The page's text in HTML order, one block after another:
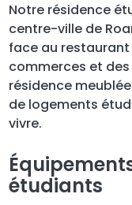
Notre résidence
centre-ville de
face au
commerces et
résidence
de logements
vivre.
étudiants